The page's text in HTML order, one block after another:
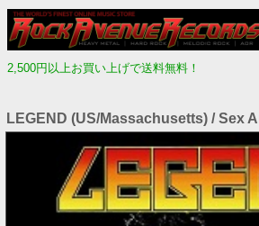
2,500円以上お買い上げで送料無料！
LEGEND (US/Massachusetts) / Sex